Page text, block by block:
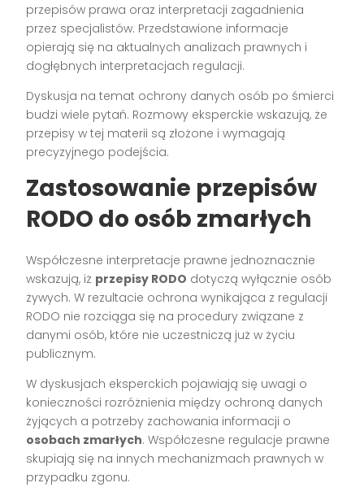
przepisów prawa oraz interpretacji zagadnienia
przez specjalistów. Przedstawione informacje
opierają się na aktualnych analizach prawnych i
dogłębnych interpretacjach regulacji.
Dyskusja na temat ochrony danych osób po śmierci
budzi wiele pytań. Rozmowy eksperckie wskazują, że
przepisy w tej materii są złożone i wymagają
precyzyjnego podejścia.
Zastosowanie przepisów
RODO do osób zmarłych
Współczesne interpretacje prawne jednoznacznie
wskazują, iż przepisy RODO dotyczą wyłącznie osób
żywych. W rezultacie ochrona wynikająca z regulacji
RODO nie rozciąga się na procedury związane z
danymi osób, które nie uczestniczą już w życiu
publicznym.
W dyskusjach eksperckich pojawiają się uwagi o
konieczności rozróżnienia między ochroną danych
żyjących a potrzeby zachowania informacji o
osobach zmarłych. Współczesne regulacje prawne
skupiają się na innych mechanizmach prawnych w
przypadku zgonu.